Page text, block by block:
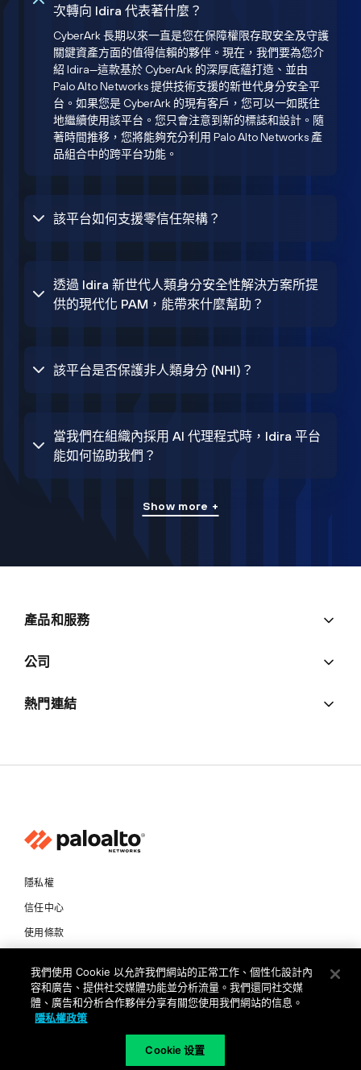
次轉向 Idira 代表著什麼？
CyberArk 長期以來一直是您在保障權限存取安全及守護
關鍵資產方面的值得信賴的夥伴。現在，我們要為您介
紹 Idira—這款基於 CyberArk 的深厚底蘊打造、並由
Palo Alto Networks 提供技術支援的新世代身分安全平
台。如果您是 CyberArk 的現有客戶，您可以一如既往
地繼續使用該平台。您只會注意到新的標誌和設計。隨
著時間推移，您將能夠充分利用 Palo Alto Networks 產
品組合中的跨平台功能。
該平台如何支援零信任架構？
透過 Idira 新世代人類身分安全性解決方案所提
供的現代化 PAM，能帶來什麼幫助？
該平台是否保護非人類身分 (NHI)？
當我們在組織內採用 AI 代理程式時，Idira 平台
能如何協助我們？
Show more +
產品和服務
公司
熱門連結
隱私權
信任中心
使用條款
Copyright © 2026 Palo Alto Networks. All Rights Reserved
我們使用 Cookie 以允許我們網站的正常工作、個性化設計內
容和廣告、提供社交媒體功能並分析流量。我們還同社交媒
體、廣告和分析合作夥伴分享有關您使用我們網站的信息。
隱私權政策
Cookie 设置